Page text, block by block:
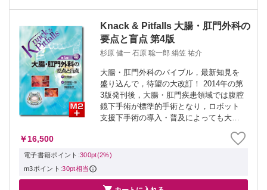
Knack & Pitfalls 大腸・肛門外科の
要点と盲点 第4版
杉原 健一 石原 聡一郎 絹笠 祐介
大腸・肛門外科のバイブル，最新知見を
盛り込んで，待望の大改訂！ 2014年の第
3版発刊後，大腸・肛門疾患領域では腹腔
鏡下手術が標準的手術となり，ロボット
支援下手術の導入・普及によっても大き
学・治療法の進歩や，腫瘍学的新知見，
遺伝子医療の進歩も相まって，ますます
￥16,500
電子書籍ポイント:300pt(2%)
m3ポイント:30pt相当